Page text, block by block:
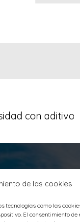
de las cookies
tecnologías como las
El consentimiento de
con aditivo